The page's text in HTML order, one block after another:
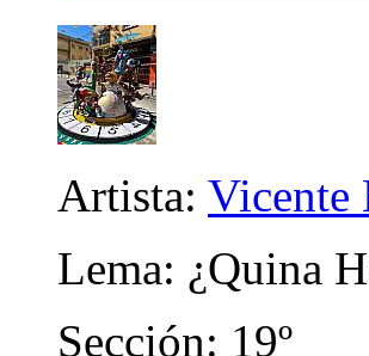
Artista: Vicente
Lema: ¿Quina
Sección: 19º